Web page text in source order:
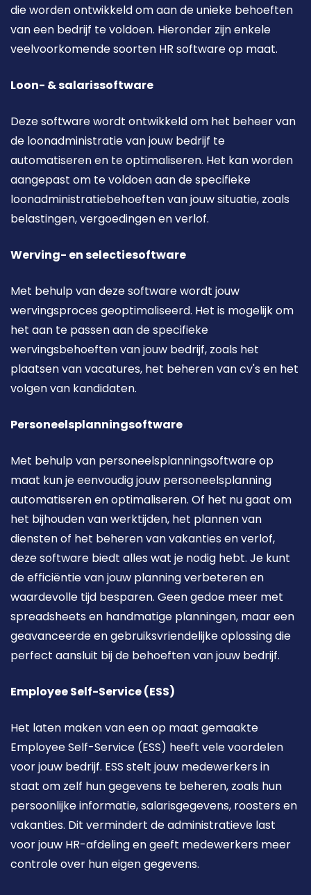
die worden ontwikkeld om aan de unieke behoeften
van een bedrijf te voldoen. Hieronder zijn enkele
veelvoorkomende soorten HR software op maat.
Loon- & salarissoftware
Deze software wordt ontwikkeld om het beheer van
de loonadministratie van jouw bedrijf te
automatiseren en te optimaliseren. Het kan worden
aangepast om te voldoen aan de specifieke
loonadministratiebehoeften van jouw situatie, zoals
belastingen, vergoedingen en verlof.
Werving- en selectiesoftware
Met behulp van deze software wordt jouw
wervingsproces geoptimaliseerd. Het is mogelijk om
het aan te passen aan de specifieke
wervingsbehoeften van jouw bedrijf, zoals het
plaatsen van vacatures, het beheren van cv's en het
volgen van kandidaten.
Personeelsplanningsoftware
Met behulp van personeelsplanningsoftware op
maat kun je eenvoudig jouw personeelsplanning
automatiseren en optimaliseren. Of het nu gaat om
het bijhouden van werktijden, het plannen van
diensten of het beheren van vakanties en verlof,
deze software biedt alles wat je nodig hebt. Je kunt
de efficiëntie van jouw planning verbeteren en
waardevolle tijd besparen. Geen gedoe meer met
spreadsheets en handmatige planningen, maar een
geavanceerde en gebruiksvriendelijke oplossing die
perfect aansluit bij de behoeften van jouw bedrijf.
Employee Self-Service (ESS)
Het laten maken van een op maat gemaakte
Employee Self-Service (ESS) heeft vele voordelen
voor jouw bedrijf. ESS stelt jouw medewerkers in
staat om zelf hun gegevens te beheren, zoals hun
persoonlijke informatie, salarisgegevens, roosters en
vakanties. Dit vermindert de administratieve last
voor jouw HR-afdeling en geeft medewerkers meer
controle over hun eigen gegevens.